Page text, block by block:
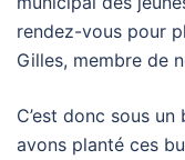
rendez-vous pour
Gilles, membre de
C’est donc sous un
avons planté ces